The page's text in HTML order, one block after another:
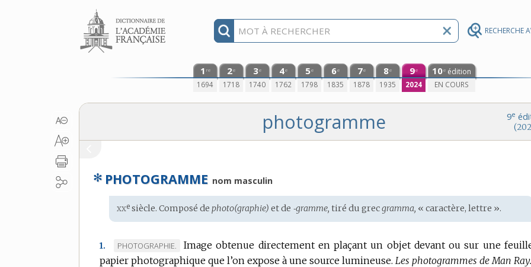
RECHERCHE
Aller au contenu
1 re
1694
2e
1718
3e
1740
4e
1762
5e
1798
6e
1835
7e
1878
8e
1935
9e
2024
10e édition
EN COURS
9e
photogramme
✻ PHOTOGRAMME nom masculin
Étymologie
:
xxe siècle. Composé dephoto(graphie) et de ‑gramme, tiré dugrecgramma, « caractère, lettre ».
1.
MARQUE
DE
PHOTOGRAPHIE.
Image obtenue directement en plaçant un objet devant ou sur une
papier photographique que l’on expose à une source lumineuse. Les photogrammes de Man Ray.